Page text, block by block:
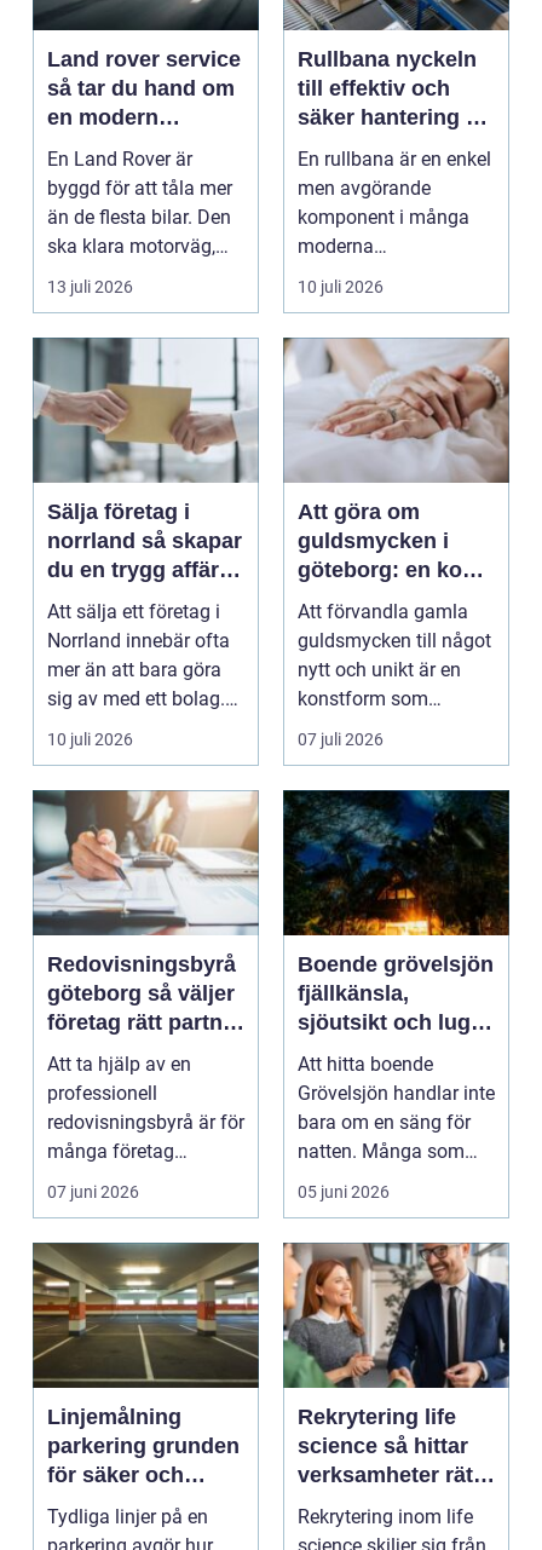
Land rover service
så tar du hand om
en modern
klassiker
En Land Rover är
byggd för att tåla mer
än de flesta bilar. Den
ska klara motorväg,
stadstrafik, gru...
13 juli 2026
Rullbana nyckeln
till effektiv och
säker hantering av
gods
En rullbana är en enkel
men avgörande
komponent i många
moderna
verksamheter. Den
används för att fl...
10 juli 2026
Sälja företag i
norrland så skapar
du en trygg affär
från start till mål
Att sälja ett företag i
Norrland innebär ofta
mer än att bara göra
sig av med ett bolag.
För många ä...
10 juli 2026
Att göra om
guldsmycken i
göteborg: en konst
att förnya det
gamla
Att förvandla gamla
guldsmycken till något
nytt och unikt är en
konstform som
kombinerar
traditionel...
07 juli 2026
Redovisningsbyrå
göteborg så väljer
företag rätt partner
för ekonomin
Att ta hjälp av en
professionell
redovisningsbyrå är för
många företag
avgörande för både
trygghet o...
07 juni 2026
Boende grövelsjön
fjällkänsla,
sjöutsikt och lugn
på samma plats
Att hitta boende
Grövelsjön handlar inte
bara om en säng för
natten. Många som
reser hit vill vakna ...
05 juni 2026
Linjemålning
parkering grunden
för säker och
effektiv parkering
Tydliga linjer på en
Rekrytering life
science så hittar
verksamheter rätt
kompetens när
kraven är som
Rekrytering inom life